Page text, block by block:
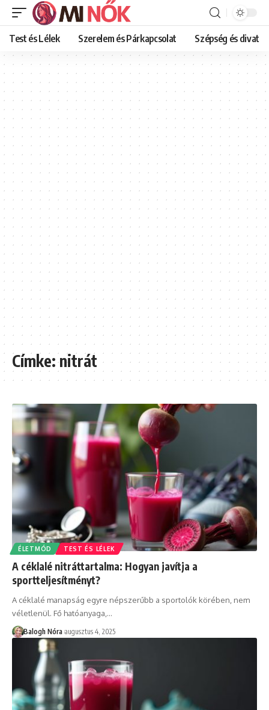
Test és Lélek Szerelem és Párkapcsolat Szépség és divat
Címke:nitrát
ÉLETMÓD TEST ÉS LÉLEK
A céklalé nitráttartalma: Hogyan javítja a
sportteljesítményt?
A céklalé manapság egyre népszerűbb a sportolók körében, nem
véletlenül. Fő hatóanyaga, …
Balogh Nóra augusztus 4, 2025